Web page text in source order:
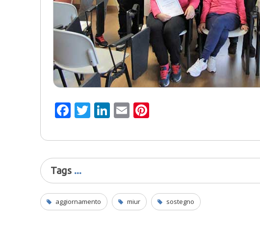
Facebook
Twitter
LinkedIn
Email
Tags
aggiornamento miur sostegno